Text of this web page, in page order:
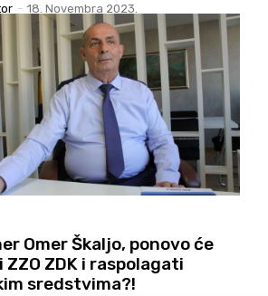
- 18. Novembra 2023.
Omer Škaljo, ponovo će
ZDK i raspolagati
sredstvima?!